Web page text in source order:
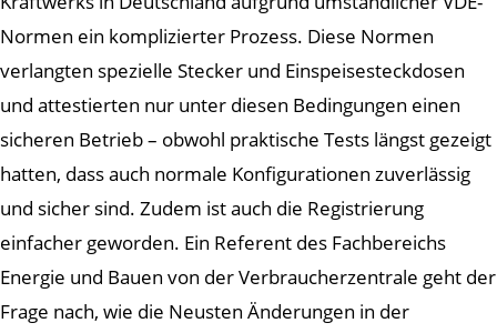
Normen ein komplizierter Prozess. Diese Normen
verlangten spezielle Stecker und Einspeisesteckdosen
und attestierten nur unter diesen Bedingungen einen
sicheren Betrieb – obwohl praktische Tests längst gezeigt
hatten, dass auch normale Konfigurationen zuverlässig
und sicher sind. Zudem ist auch die Registrierung
einfacher geworden. Ein Referent des Fachbereichs
Energie und Bauen von der Verbraucherzentrale geht der
Frage nach, wie die Neusten Änderungen in der